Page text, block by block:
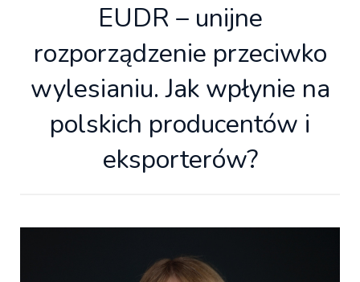
EUDR – unijne
rozporządzenie przeciwko
wylesianiu. Jak wpłynie na
polskich producentów i
eksporterów?